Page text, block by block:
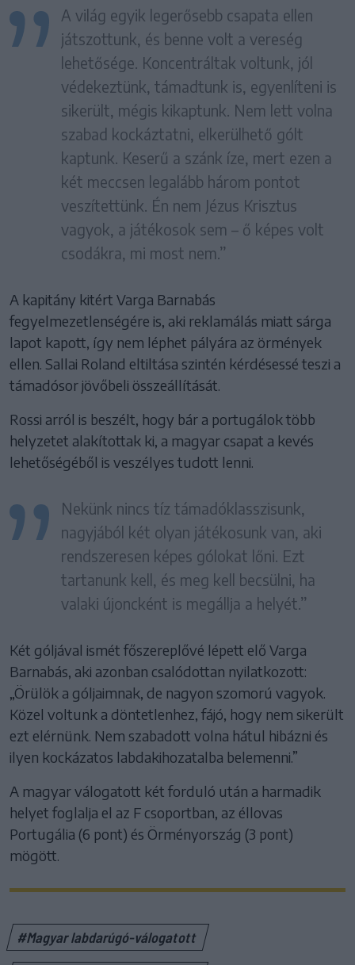
A világ egyik legerősebb csapata ellen
játszottunk, és benne volt a vereség
lehetősége. Koncentráltak voltunk, jól
védekeztünk, támadtunk is, egyenlíteni is
sikerült, mégis kikaptunk. Nem lett volna
szabad kockáztatni, elkerülhető gólt
kaptunk. Keserű a szánk íze, mert ezen a
két meccsen legalább három pontot
veszítettünk. Én nem Jézus Krisztus
vagyok, a játékosok sem – ő képes volt
csodákra, mi most nem.”
A kapitány kitért Varga Barnabás
fegyelmezetlenségére is, aki reklamálás miatt sárga
lapot kapott, így nem léphet pályára az örmények
ellen. Sallai Roland eltiltása szintén kérdésessé teszi a
támadósor jövőbeli összeállítását.
Rossi arról is beszélt, hogy bár a portugálok több
helyzetet alakítottak ki, a magyar csapat a kevés
lehetőségéből is veszélyes tudott lenni.
Nekünk nincs tíz támadóklasszisunk,
nagyjából két olyan játékosunk van, aki
rendszeresen képes gólokat lőni. Ezt
tartanunk kell, és meg kell becsülni, ha
valaki újoncként is megállja a helyét.”
Két góljával ismét főszereplővé lépett elő Varga
Barnabás, aki azonban csalódottan nyilatkozott:
„Örülök a góljaimnak, de nagyon szomorú vagyok.
Közel voltunk a döntetlenhez, fájó, hogy nem sikerült
ezt elérnünk. Nem szabadott volna hátul hibázni és
ilyen kockázatos labdakihozatalba belemenni.”
A magyar válogatott két forduló után a harmadik
helyet foglalja el az F csoportban, az éllovas
Portugália (6 pont) és Örményország (3 pont)
mögött.
#Magyar labdarúgó-válogatott